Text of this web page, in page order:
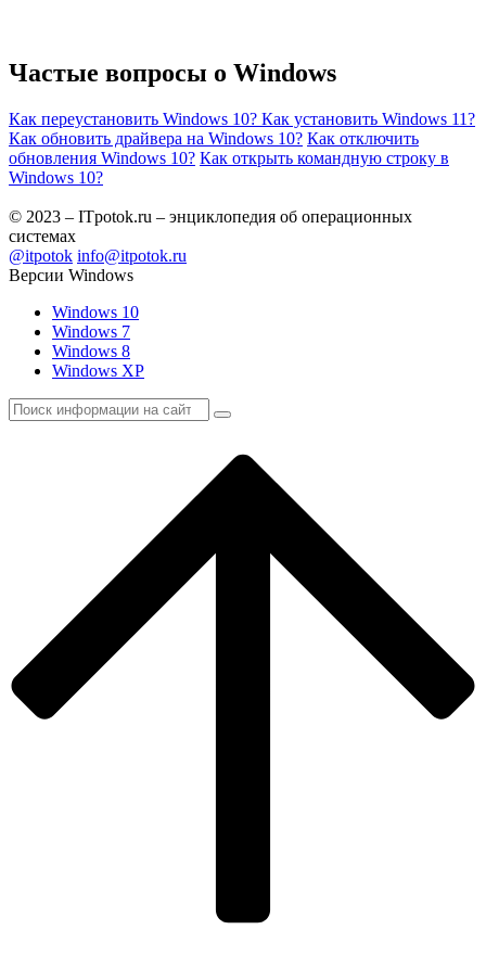
Частые вопросы о Windows
Как переустановить Windows 10? Как установить Windows 11?
Как обновить драйвера на Windows 10? Как отключить
обновления Windows 10? Как открыть командную строку в
Windows 10?
© 2023 – ITpotok.ru – энциклопедия об операционных
системах
@itpotok info@itpotok.ru
Версии Windows
Windows 10
Windows 7
Windows 8
Windows XP